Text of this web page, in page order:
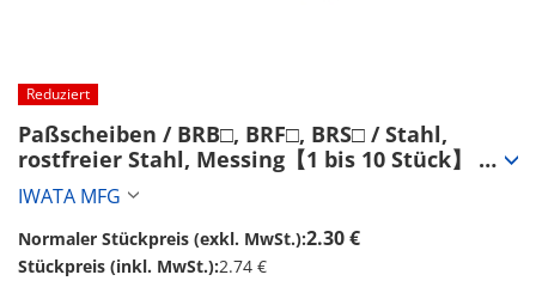
Reduziert
Paßscheiben / BRB□, BRF□, BRS□ / Stahl,
rostfreier Stahl, Messing【1 bis 10 Stück】
(BRB004006050)
IWATA MFG
Normaler Stückpreis (exkl. MwSt.):2.30 €
Stückpreis (inkl. MwSt.):2.74 €